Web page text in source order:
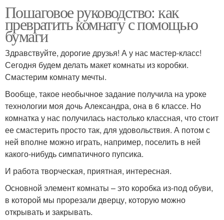
Пошаговое руководство: как
превратить комнату с помощью
бумаги
Здравствуйте, дорогие друзья! А у нас мастер-класс!
Сегодня будем делать макет комнаты из коробки.
Смастерим комнату мечты.
Вообще, такое необычное задание получила на уроке
технологии моя дочь Александра, она в 6 классе. Но
комнатка у нас получилась настолько классная, что стоит
ее смастерить просто так, для удовольствия. А потом с
ней вполне можно играть, например, поселить в ней
какого-нибудь симпатичного пупсика.
И работа творческая, приятная, интересная.
Основной элемент комнаты – это коробка из-под обуви,
в которой мы прорезали дверцу, которую можно
открывать и закрывать.